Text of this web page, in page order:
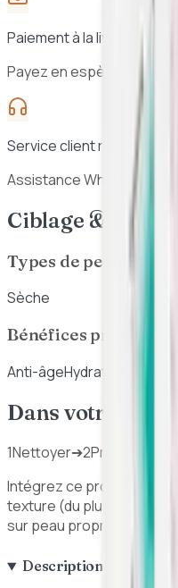
Paiement à la livraison
Payez en espèces à la
Service client réactif
Assistance WhatsApp 7j/7
Ciblage &
Types de peau ciblés
Sèche
Bénéfices principaux
Anti-âgeHydratation
Dans votre
1Nettoyer➔2Préparer
Intégrez ce produit dans
texture (du plus léger au
sur peau propre.
Description détaillée